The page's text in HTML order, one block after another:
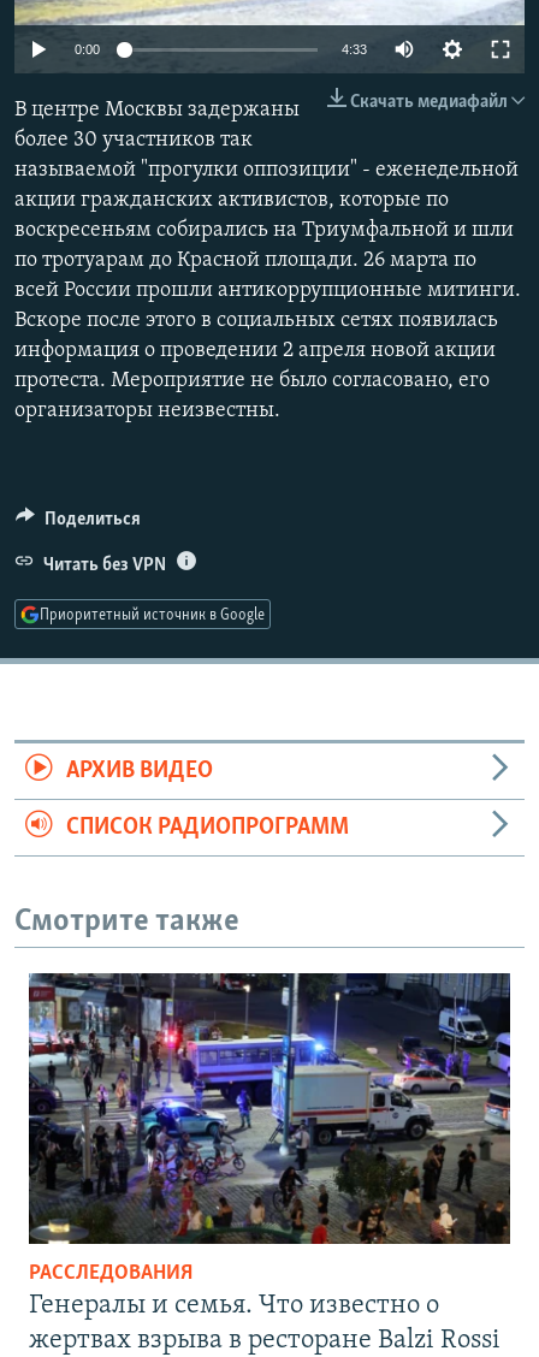
РАСПИСАНИЕ ВЕЩАНИЯ
ПОДПИШИТЕСЬ НА РАССЫЛКУ
СОЦИАЛЬНЫЕ СЕТИ
Все сайты РСЕ/РС
0:00 4:33
Скачать медиафайл
В центре Москвы задержаны
более 30 участников так
называемой "прогулки оппозиции" - еженедельной
акции гражданских активистов, которые по
воскресеньям собирались на Триумфальной и шли
по тротуарам до Красной площади. 26 марта по
всей России прошли антикоррупционные митинги.
Вскоре после этого в социальных сетях появилась
информация о проведении 2 апреля новой акции
протеста. Мероприятие не было согласовано, его
организаторы неизвестны.
Поделиться
Читать без VPN
Приоритетный источник в Google
АРХИВ ВИДЕО
СПИСОК РАДИОПРОГРАММ
Смотрите также
РАССЛЕДОВАНИЯ
Генералы и семья. Что известно о
жертвах взрыва в ресторане Balzi Rossi